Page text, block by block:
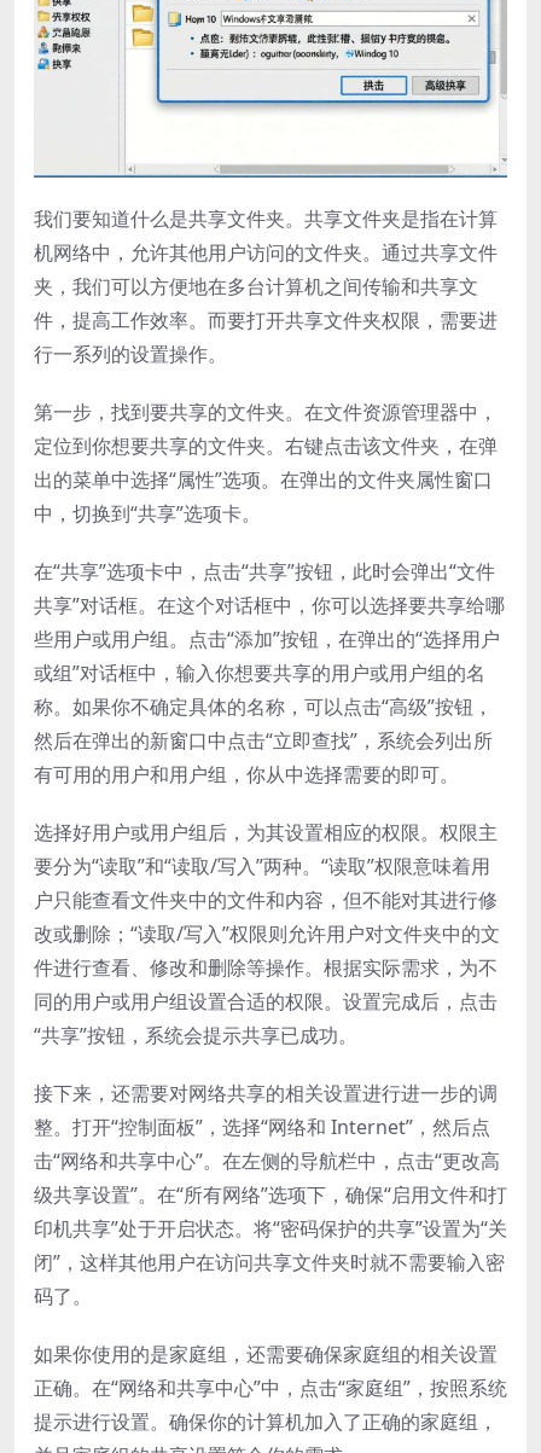
我们要知道什么是共享文件夹。共享文件夹是指在计算
机网络中，允许其他用户访问的文件夹。通过共享文件
夹，我们可以方便地在多台计算机之间传输和共享文
件，提高工作效率。而要打开共享文件夹权限，需要进
行一系列的设置操作。
第一步，找到要共享的文件夹。在文件资源管理器中，
定位到你想要共享的文件夹。右键点击该文件夹，在弹
出的菜单中选择“属性”选项。在弹出的文件夹属性窗口
中，切换到“共享”选项卡。
在“共享”选项卡中，点击“共享”按钮，此时会弹出“文件
共享”对话框。在这个对话框中，你可以选择要共享给哪
些用户或用户组。点击“添加”按钮，在弹出的“选择用户
或组”对话框中，输入你想要共享的用户或用户组的名
称。如果你不确定具体的名称，可以点击“高级”按钮，
然后在弹出的新窗口中点击“立即查找”，系统会列出所
有可用的用户和用户组，你从中选择需要的即可。
选择好用户或用户组后，为其设置相应的权限。权限主
要分为“读取”和“读取/写入”两种。“读取”权限意味着用
户只能查看文件夹中的文件和内容，但不能对其进行修
改或删除；“读取/写入”权限则允许用户对文件夹中的文
件进行查看、修改和删除等操作。根据实际需求，为不
同的用户或用户组设置合适的权限。设置完成后，点击
“共享”按钮，系统会提示共享已成功。
接下来，还需要对网络共享的相关设置进行进一步的调
整。打开“控制面板”，选择“网络和 Internet”，然后点
击“网络和共享中心”。在左侧的导航栏中，点击“更改高
级共享设置”。在“所有网络”选项下，确保“启用文件和打
印机共享”处于开启状态。将“密码保护的共享”设置为“关
闭”，这样其他用户在访问共享文件夹时就不需要输入密
码了。
如果你使用的是家庭组，还需要确保家庭组的相关设置
正确。在“网络和共享中心”中，点击“家庭组”，按照系统
提示进行设置。确保你的计算机加入了正确的家庭组，